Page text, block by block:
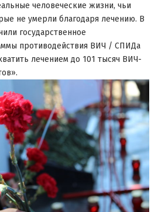
человеческие жизни, чьи
не умерли благодаря лечению. В
государственное
противодействия ВИЧ / СПИДа
лечением до 101 тысяч ВИЧ-